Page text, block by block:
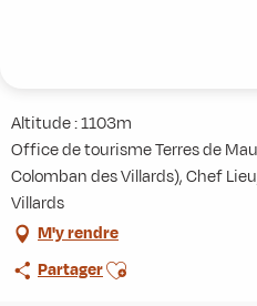
Altitude : 1103m
Office de tourisme Terres de
Colomban des Villards), Chef
Villards
M'y rendre
PartagerAjouter aux favoris